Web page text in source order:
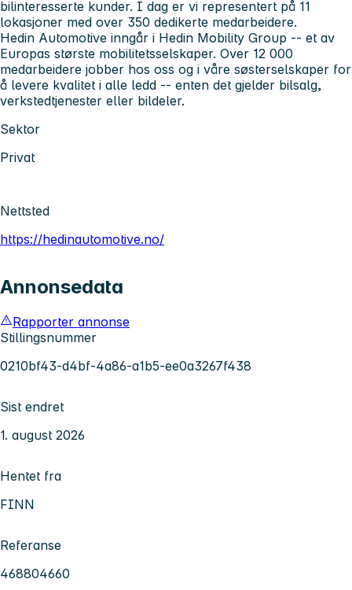
bilinteresserte kunder. I dag er vi representert på 11
lokasjoner med over 350 dedikerte medarbeidere.
Hedin Automotive inngår i Hedin Mobility Group -- et av
Europas største mobilitetsselskaper. Over 12 000
medarbeidere jobber hos oss og i våre søsterselskaper for
å levere kvalitet i alle ledd -- enten det gjelder bilsalg,
verkstedtjenester eller bildeler.
Sektor
Privat
Nettsted
https://hedinautomotive.no/
Annonsedata
Rapporter annonse
Stillingsnummer
0210bf43-d4bf-4a86-a1b5-ee0a3267f438
Sist endret
1. august 2026
Hentet fra
FINN
Referanse
468804660